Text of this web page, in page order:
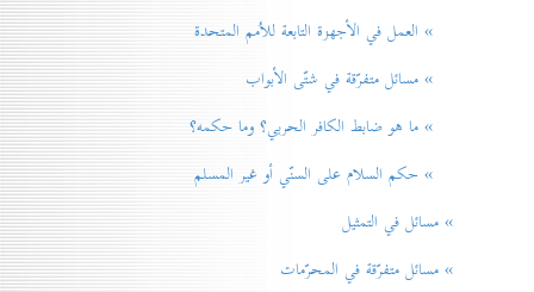
» العمل في الأجهزة التابعة للاُمم المتحدة
» مسائل متفرّقة في شتّی الأبواب
» ما هو ضابط الكافر الحربي؟ وما حكمه؟
» حكم السلام علی السنّي أو غير المسلم
» مسائل في التمثيل
» مسائل متفرّقة في المحرّمات